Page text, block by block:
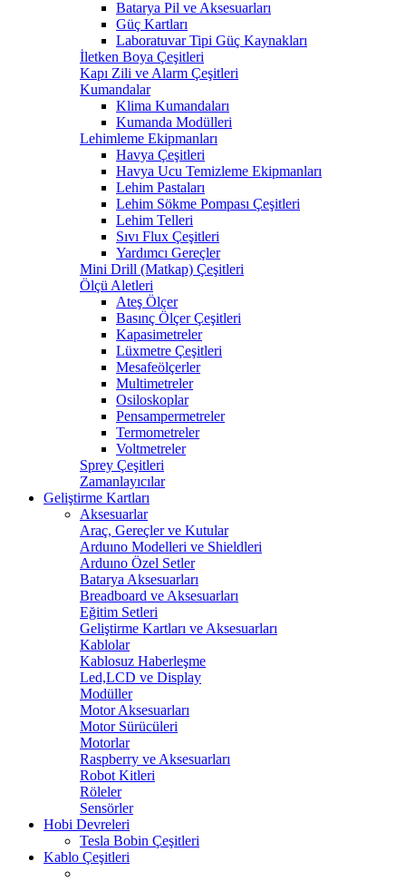
Batarya Pil ve Aksesuarları
Güç Kartları
Laboratuvar Tipi Güç Kaynakları
İletken Boya Çeşitleri
Kapı Zili ve Alarm Çeşitleri
Kumandalar
Klima Kumandaları
Kumanda Modülleri
Lehimleme Ekipmanları
Havya Çeşitleri
Havya Ucu Temizleme Ekipmanları
Lehim Pastaları
Lehim Sökme Pompası Çeşitleri
Lehim Telleri
Sıvı Flux Çeşitleri
Yardımcı Gereçler
Mini Drill (Matkap) Çeşitleri
Ölçü Aletleri
Ateş Ölçer
Basınç Ölçer Çeşitleri
Kapasimetreler
Lüxmetre Çeşitleri
Mesafeölçerler
Multimetreler
Osiloskoplar
Pensampermetreler
Termometreler
Voltmetreler
Sprey Çeşitleri
Zamanlayıcılar
Geliştirme Kartları
Aksesuarlar
Araç, Gereçler ve Kutular
Arduıno Modelleri ve Shieldleri
Arduıno Özel Setler
Batarya Aksesuarları
Breadboard ve Aksesuarları
Eğitim Setleri
Geliştirme Kartları ve Aksesuarları
Kablolar
Kablosuz Haberleşme
Led,LCD ve Display
Modüller
Motor Aksesuarları
Motor Sürücüleri
Motorlar
Raspberry ve Aksesuarları
Robot Kitleri
Röleler
Sensörler
Hobi Devreleri
Tesla Bobin Çeşitleri
Kablo Çeşitleri